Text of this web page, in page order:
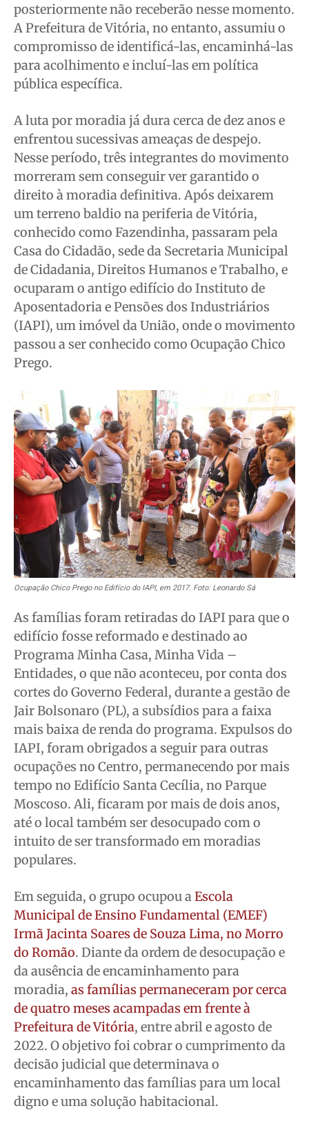
posteriormente não receberão nesse momento.
A Prefeitura de Vitória, no entanto, assumiu o
compromisso de identificá-las, encaminhá-las
para acolhimento e incluí-las em política
pública específica.
A luta por moradia já dura cerca de dez anos e
enfrentou sucessivas ameaças de despejo.
Nesse período, três integrantes do movimento
morreram sem conseguir ver garantido o
direito à moradia definitiva. Após deixarem
um terreno baldio na periferia de Vitória,
conhecido como Fazendinha, passaram pela
Casa do Cidadão, sede da Secretaria Municipal
de Cidadania, Direitos Humanos e Trabalho, e
ocuparam o antigo edifício do Instituto de
Aposentadoria e Pensões dos Industriários
(IAPI), um imóvel da União, onde o movimento
passou a ser conhecido como Ocupação Chico
Prego.
Ocupação Chico Prego no Edifício do IAPI, em 2017. Foto: Leonardo Sá
As famílias foram retiradas do IAPI para que o
edifício fosse reformado e destinado ao
Programa Minha Casa, Minha Vida –
Entidades, o que não aconteceu, por conta dos
cortes do Governo Federal, durante a gestão de
Jair Bolsonaro (PL), a subsídios para a faixa
mais baixa de renda do programa. Expulsos do
IAPI, foram obrigados a seguir para outras
ocupações no Centro, permanecendo por mais
tempo no Edifício Santa Cecília, no Parque
Moscoso. Ali, ficaram por mais de dois anos,
até o local também ser desocupado com o
intuito de ser transformado em moradias
populares.
Em seguida, o grupo ocupou aEscola
Municipal de Ensino Fundamental (EMEF)
Irmã Jacinta Soares de Souza Lima, no Morro
do Romão. Diante da ordem de desocupação e
da ausência de encaminhamento para
moradia, as famílias permaneceram por cerca
de quatro meses acampadas em frente à
Prefeitura de Vitória, entre abril e agosto de
2022. O objetivo foi cobrar o cumprimento da
decisão judicial que determinava o
encaminhamento das famílias para um local
digno e uma solução habitacional.